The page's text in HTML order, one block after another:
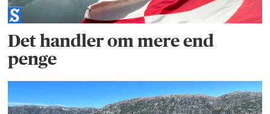
Det handler om mere end
penge